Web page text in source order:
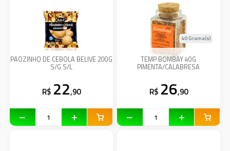
PAOZINHO DE CEBOLA BELIVE 200G
S/G S/L
R$ 22,90
TEMP BOMBAY 40G
PIMENTA/CALABRESA
40 Grama(s)
R$ 26,90